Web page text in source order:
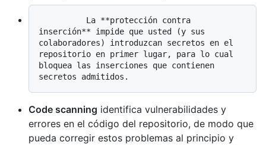
inserción** impide que usted (y sus
colaboradores) introduzcan secretos en el
repositorio en primer lugar, para lo cual
bloquea las inserciones que contienen
Code scanning identifica vulnerabilidades y
errores en el código del repositorio, de modo que
pueda corregir estos problemas al principio y